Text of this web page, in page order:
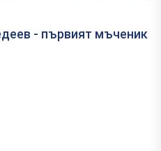
- първият мъченик